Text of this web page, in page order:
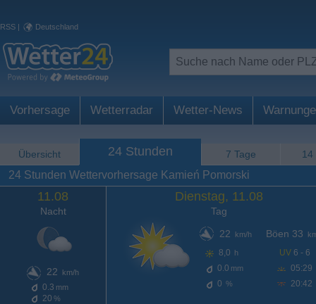
RSS | Deutschland
Vorhersage Wetterradar Wetter-News
Übersicht 24 Stunden 7 Tage 14
24 Stunden Wettervorhersage Kamień Pomorski
11.08
Nacht
22 km/h
0.3 mm
20 %
Dienstag, 11.08
Tag
22
km/h
8,0 h
0.0 mm
0 %
Böen 33
UV 6 - 6
05:29
20:42